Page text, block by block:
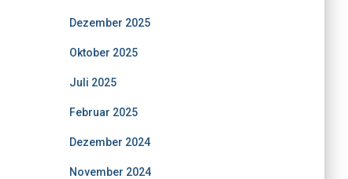
Dezember 2025
Oktober 2025
Juli 2025
Februar 2025
Dezember 2024
November 2024